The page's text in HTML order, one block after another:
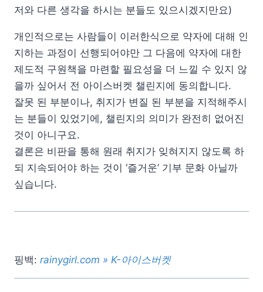
저와 다른 생각을 하시는 분들도 있으시겠지만요)
개인적으로는 사람들이 이러한식으로 약자에 대해 인
지하는 과정이 선행되어야만 그 다음에 약자에 대한
제도적 구원책을 마련할 필요성을 더 느낄 수 있지 않
을까 싶어서 전 아이스버켓 챌린지에 동의합니다.
잘못 된 부분이나, 취지가 변질 된 부분을 지적해주시
는 분들이 있었기에, 챌린지의 의미가 완전히 없어진
것이 아니구요.
결론은 비판을 통해 원래 취지가 잊혀지지 않도록 하
되 지속되어야 하는 것이 ‘즐거운’ 기부 문화 아닐까
싶습니다.
핑백: rainygirl.com » K-아이스버켓